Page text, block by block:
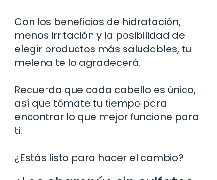
Con los beneficios de hidratación,
menos irritación y la posibilidad de
elegir productos más saludables, tu
melena te lo agradecerá.
Recuerda que cada cabello es único,
así que tómate tu tiempo para
encontrar lo que mejor funcione para
ti.
¿Estás listo para hacer el cambio?